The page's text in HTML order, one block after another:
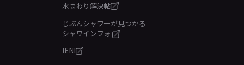
水まわり解決帖
じぶんシャワーが見つかる
シャワインフォ
IENI